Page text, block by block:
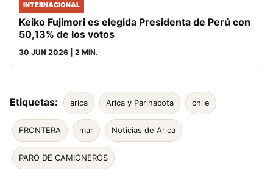
INTERNACIONAL
Keiko Fujimori es elegida Presidenta de Perú con
50,13% de los votos
30 JUN 2026 | 2 MIN.
Etiquetas: arica Arica y Parinacota chile
FRONTERA mar Noticias de Arica
PARO DE CAMIONEROS